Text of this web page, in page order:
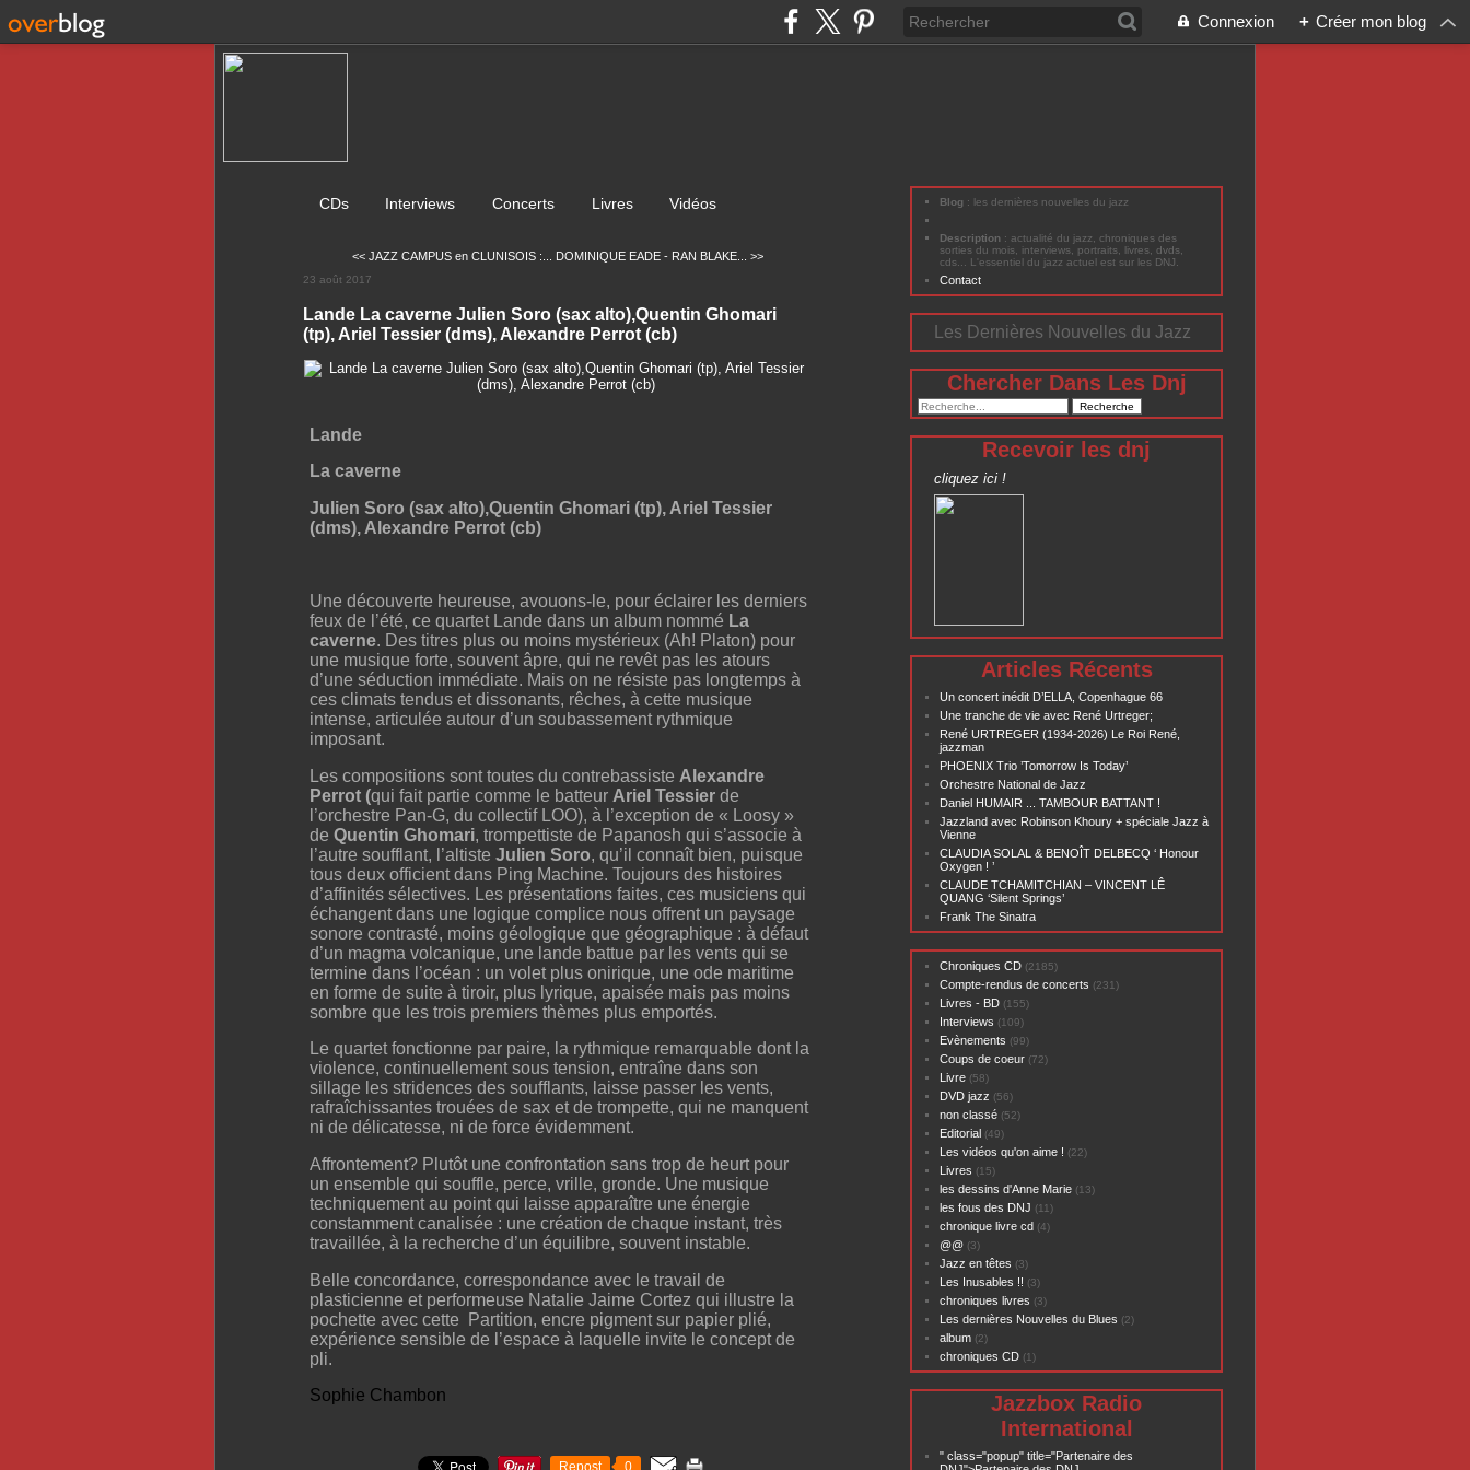
Connexion + Créer mon blog
CDs Interviews Concerts Livres Vidéos
<< JAZZ CAMPUS en CLUNISOIS :... DOMINIQUE EADE - RAN BLAKE... >>
23 août 2017
Lande La caverne Julien Soro (sax alto),Quentin Ghomari
(tp), Ariel Tessier (dms), Alexandre Perrot (cb)
Lande
La caverne
Julien Soro (sax alto),Quentin Ghomari (tp), Ariel Tessier
(dms), Alexandre Perrot (cb)
Une découverte heureuse, avouons-le, pour éclairer les derniers
feux de l’été, ce quartet Lande dans un album nommé La
caverne. Des titres plus ou moins mystérieux (Ah! Platon) pour
une musique forte, souvent âpre, qui ne revêt pas les atours
d’une séduction immédiate. Mais on ne résiste pas longtemps à
ces climats tendus et dissonants, rêches, à cette musique
intense, articulée autour d’un soubassement rythmique
imposant.
Les compositions sont toutes du contrebassiste Alexandre
Perrot (qui fait partie comme le batteur Ariel Tessier de
l’orchestre Pan-G, du collectif LOO), à l’exception de « Loosy »
de Quentin Ghomari, trompettiste de Papanosh qui s’associe à
l’autre soufflant, l’altiste Julien Soro, qu’il connaît bien, puisque
tous deux officient dans Ping Machine. Toujours des histoires
d’affinités sélectives. Les présentations faites, ces musiciens qui
échangent dans une logique complice nous offrent un paysage
sonore contrasté, moins géologique que géographique : à défaut
d’un magma volcanique, une lande battue par les vents qui se
termine dans l’océan : un volet plus onirique, une ode maritime
en forme de suite à tiroir, plus lyrique, apaisée mais pas moins
sombre que les trois premiers thèmes plus emportés.
Le quartet fonctionne par paire, la rythmique remarquable dont la
violence, continuellement sous tension, entraîne dans son
sillage les stridences des soufflants, laisse passer les vents,
rafraîchissantes trouées de sax et de trompette, qui ne manquent
ni de délicatesse, ni de force évidemment.
Affrontement? Plutôt une confrontation sans trop de heurt pour
un ensemble qui souffle, perce, vrille, gronde. Une musique
techniquement au point qui laisse apparaître une énergie
constamment canalisée : une création de chaque instant, très
travaillée, à la recherche d’un équilibre, souvent instable.
Belle concordance, correspondance avec le travail de
plasticienne et performeuse Natalie Jaime Cortez qui illustre la
pochette avec cette Partition, encre pigment sur papier plié,
expérience sensible de l’espace à laquelle invite le concept de
pli.
Sophie Chambon
Repost 0
Blog : les dernières nouvelles du jazz
Description : actualité du jazz, chroniques des
sorties du mois, interviews, portraits, livres, dvds,
cds... L'essentiel du jazz actuel est sur les DNJ.
Contact
Les Dernières Nouvelles du Jazz
Chercher Dans Les Dnj
Recevoir les dnj
cliquez ici !
Articles Récents
Un concert inédit D’ELLA, Copenhague 66
Une tranche de vie avec René Urtreger;
René URTREGER (1934-2026) Le Roi René,
jazzman
PHOENIX Trio ’Tomorrow Is Today’
Orchestre National de Jazz
Daniel HUMAIR ... TAMBOUR BATTANT !
Jazzland avec Robinson Khoury + spéciale Jazz à
Vienne
CLAUDIA SOLAL & BENOÎT DELBECQ ‘ Honour
Oxygen ! ’
CLAUDE TCHAMITCHIAN – VINCENT LÊ
QUANG ‘Silent Springs’
Frank The Sinatra
Chroniques CD (2185)
Compte-rendus de concerts (231)
Livres - BD (155)
Interviews (109)
Evènements (99)
Coups de coeur (72)
Livre (58)
DVD jazz (56)
non classé (52)
Editorial (49)
Les vidéos qu'on aime ! (22)
Livres (15)
les dessins d'Anne Marie (13)
les fous des DNJ (11)
chronique livre cd (4)
@@ (3)
Jazz en têtes (3)
Les Inusables !! (3)
chroniques livres (3)
Les dernières Nouvelles du Blues (2)
album (2)
chroniques CD (1)
Jazzbox Radio
International
" class="popup" title="Partenaire des